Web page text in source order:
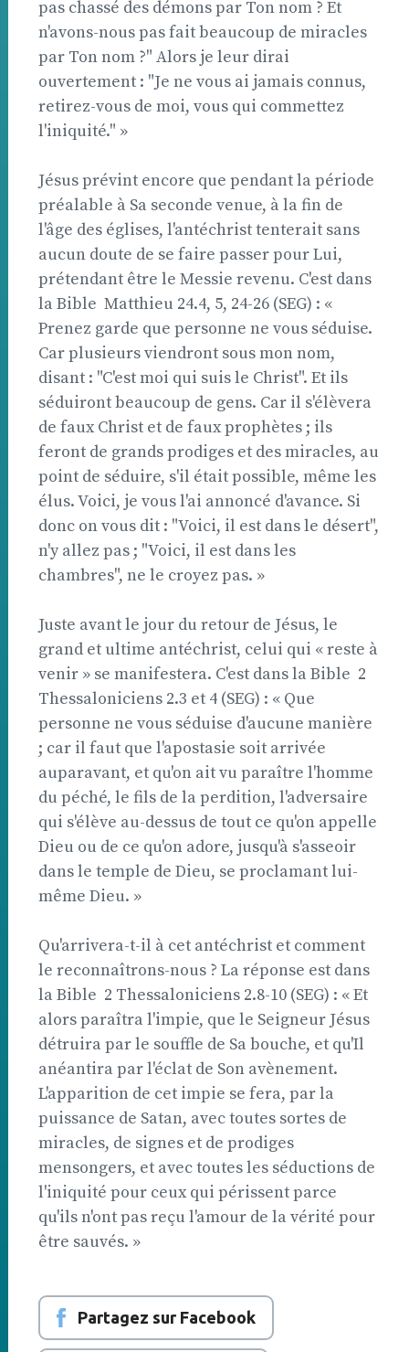
pas chassé des démons par Ton nom ? Et
n'avons-nous pas fait beaucoup de miracles
par Ton nom ?" Alors je leur dirai
ouvertement : "Je ne vous ai jamais connus,
retirez-vous de moi, vous qui commettez
l'iniquité." »
Jésus prévint encore que pendant la période
préalable à Sa seconde venue, à la fin de
l'âge des églises, l'antéchrist tenterait sans
aucun doute de se faire passer pour Lui,
prétendant être le Messie revenu. C'est dans
la Bible  Matthieu 24.4, 5, 24-26 (SEG) : «
Prenez garde que personne ne vous séduise.
Car plusieurs viendront sous mon nom,
disant : "C'est moi qui suis le Christ". Et ils
séduiront beaucoup de gens. Car il s'élèvera
de faux Christ et de faux prophètes ; ils
feront de grands prodiges et des miracles, au
point de séduire, s'il était possible, même les
élus. Voici, je vous l'ai annoncé d'avance. Si
donc on vous dit : "Voici, il est dans le désert",
n'y allez pas ; "Voici, il est dans les
chambres", ne le croyez pas. »
Juste avant le jour du retour de Jésus, le
grand et ultime antéchrist, celui qui « reste à
venir » se manifestera. C'est dans la Bible  2
Thessaloniciens 2.3 et 4 (SEG) : « Que
personne ne vous séduise d'aucune manière
; car il faut que l'apostasie soit arrivée
auparavant, et qu'on ait vu paraître l'homme
du péché, le fils de la perdition, l'adversaire
qui s'élève au-dessus de tout ce qu'on appelle
Dieu ou de ce qu'on adore, jusqu'à s'asseoir
dans le temple de Dieu, se proclamant lui-
même Dieu. »
Qu'arrivera-t-il à cet antéchrist et comment
le reconnaîtrons-nous ? La réponse est dans
la Bible  2 Thessaloniciens 2.8-10 (SEG) : « Et
alors paraîtra l'impie, que le Seigneur Jésus
détruira par le souffle de Sa bouche, et qu'Il
anéantira par l'éclat de Son avènement.
L'apparition de cet impie se fera, par la
puissance de Satan, avec toutes sortes de
miracles, de signes et de prodiges
mensongers, et avec toutes les séductions de
l'iniquité pour ceux qui périssent parce
qu'ils n'ont pas reçu l'amour de la vérité pour
être sauvés. »
Partagez sur Facebook